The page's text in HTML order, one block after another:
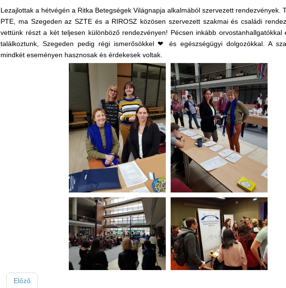
Lezajlottak a hétvégén a Ritka Betegségek Világnapja alkalmából szervezett rendezvények.
PTE, ma Szegeden az SZTE és a RIROSZ közösen szervezett szakmai és családi
vettünk részt a két teljesen különböző rendezvényen! Pécsen inkább orvostanhallgatókkal
találkoztunk, Szegeden pedig régi ismerősökkel ❤ és egészségügyi dolgozókkal. A
mindkét eseményen hasznosak és érdekesek voltak.
Előző